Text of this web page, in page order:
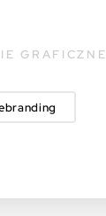
GRAFICZNE